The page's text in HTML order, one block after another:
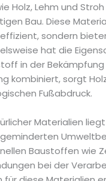
Holz, Lehm und
Bau. Diese
sondern
hat die
in der
kombiniert, sorgt
Fußabdruck.
Materialien
Baustoffen wie
bei der